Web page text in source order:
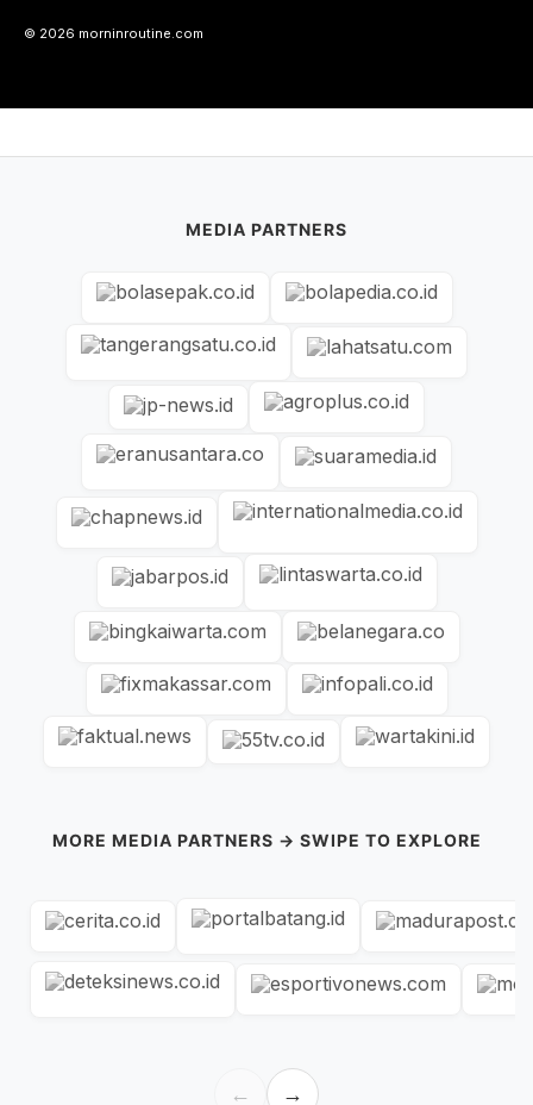
© 2026 morninroutine.com
MEDIA PARTNERS
MORE MEDIA PARTNERS → SWIPE TO EXPLORE
← →